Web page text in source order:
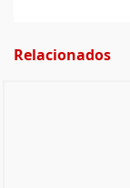
Relacionados